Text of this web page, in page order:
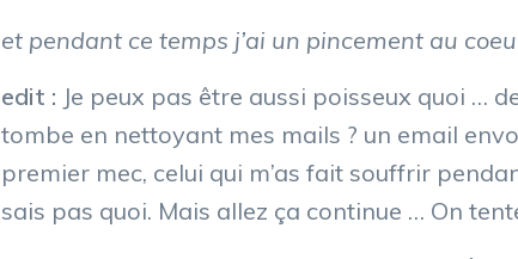
et pendant ce temps j’ai un pincement au
edit : Je peux pas être aussi poisseux quoi …
tombe en nettoyant mes mails ? un email
premier mec, celui qui m’as fait souffrir
sais pas quoi. Mais allez ça continue … On